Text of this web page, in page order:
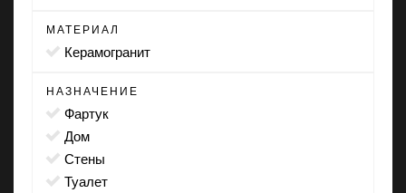
МАТЕРИАЛ
Керамогранит
НАЗНАЧЕНИЕ
фартук
дом
стены
туалет